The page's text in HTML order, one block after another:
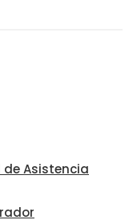
Asistencia